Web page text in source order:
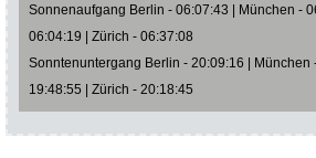
Sonnenaufgang Berlin - 06:07:43 | München -
06:04:19 | Zürich - 06:37:08
Sonntenuntergang Berlin - 20:09:16 | München
19:48:55 | Zürich - 20:18:45